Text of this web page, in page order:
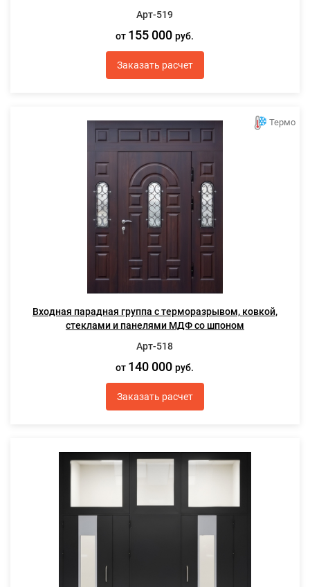
Арт-519
от 155 000руб.
Заказать расчет
Термо
Входная парадная группа с терморазрывом, ковкой,
стеклами и панелями МДФ со шпоном
Арт-518
от 140 000руб.
Заказать расчет